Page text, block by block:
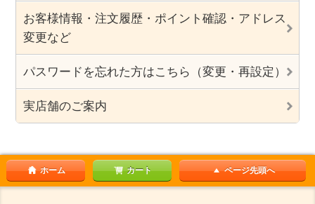
お客様情報・注文履歴・ポイント確認・アドレス
変更など
パスワードを忘れた方はこちら（変更・再設定）
実店舗のご案内
ホーム カート ページ先頭へ